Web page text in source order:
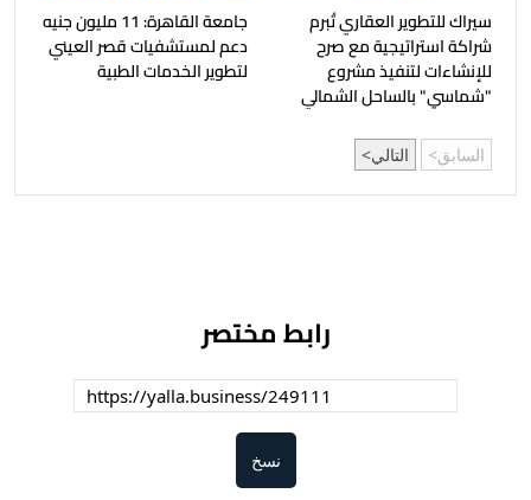
سيراك للتطوير العقاري تُبرم
شراكة استراتيجية مع صرح
للإنشاءات لتنفيذ مشروع
"شماسي" بالساحل الشمالي
جامعة القاهرة: 11 مليون جنيه
دعم لمستشفيات قصر العيني
لتطوير الخدمات الطبية
السابق التالي
رابط مختصر
نسخ